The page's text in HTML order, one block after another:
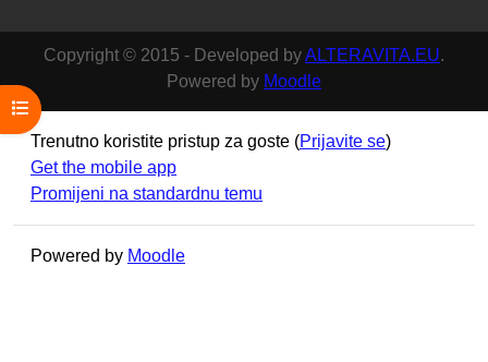
Open course index
Copyright © 2015 - Developed byALTERAVITA.EU.
Powered by Moodle
Trenutno koristite pristup za goste (Prijavite se)
Get the mobile app
Promijeni na standardnu temu
Powered by Moodle